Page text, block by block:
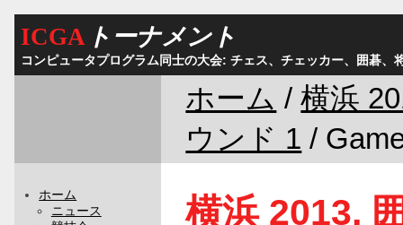
ICGAトーナメント
コンピュータプログラム同士の大会: チェス、チェッカー、囲碁、
ホーム /横浜
ウンド 1 /
ホーム
ニュース
横浜 2013,